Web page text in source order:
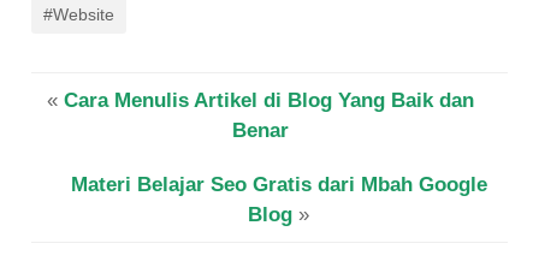
#Website
« Cara Menulis Artikel di Blog Yang Baik dan
Benar
Materi Belajar Seo Gratis dari Mbah Google
Blog »